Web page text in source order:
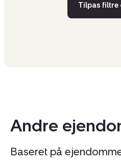
Tilpas filtre
Andre
Baseret på